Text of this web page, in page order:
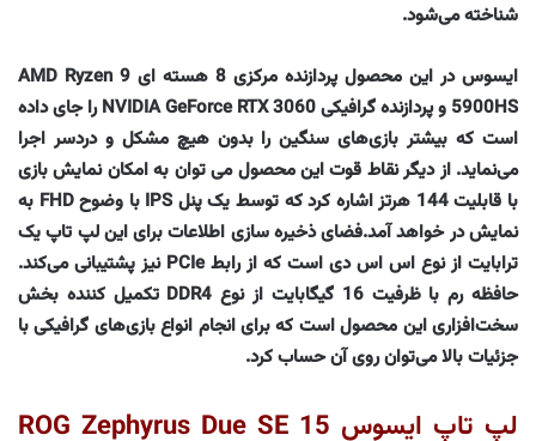
شناخته می‌شود.
ایسوس در این محصول پردازنده مرکزی 8 هسته ای AMD Ryzen 9
5900HS و پردازنده گرافیکی NVIDIA GeForce RTX 3060 را جای داده
است که بیشتر بازی‌های سنگین را بدون هیچ مشکل و دردسر اجرا
می‌نماید. از دیگر نقاط قوت این محصول می توان به امکان نمایش بازی
با قابلیت 144 هرتز اشاره کرد که توسط یک پنل IPS با وضوح FHD به
نمایش در خواهد آمد.فضای ذخیره سازی اطلاعات برای این لپ تاپ یک
ترابایت از نوع اس اس دی است که از رابط PCIe نیز پشتیبانی می‌کند.
حافظه رم با ظرفیت 16 گیگابایت از نوع DDR4 تکمیل کننده بخش
سخت‌افزاری این محصول است که برای انجام انواع بازی‌های گرافیکی با
جزئیات بالا می‌توان روی آن حساب کرد.
لپ تاپ ایسوس ROG Zephyrus Due SE 15